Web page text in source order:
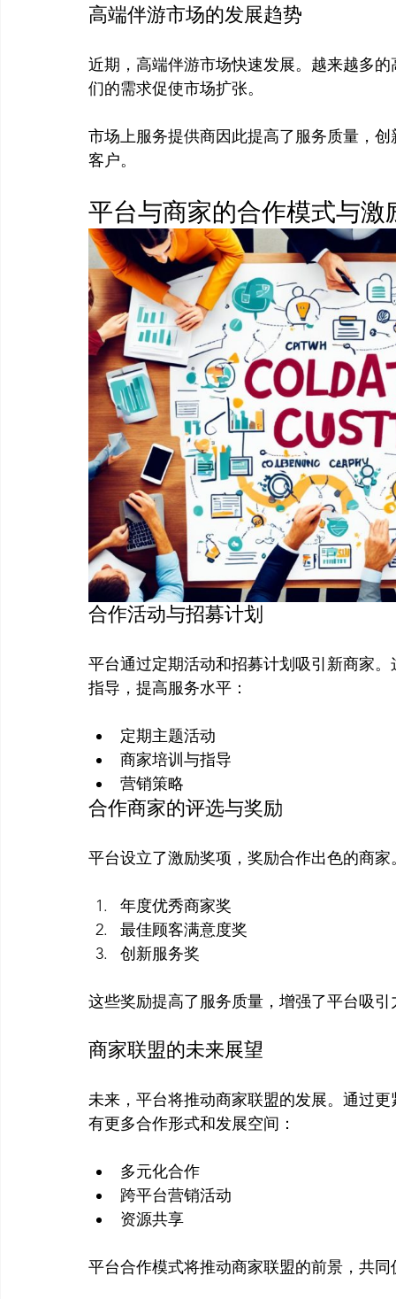
高端伴游市场的发展趋势
近期，高端伴游市场快速发展。越来越多
们的需求促使市场扩张。
市场上服务提供商因此提高了服务质量，
平台与商家的合作模式与激
合作活动与招募计划
平台通过定期活动和招募计划吸引新商家
定期主题活动
商家培训与指导
营销策略
合作商家的评选与奖励
年度优秀商家奖
最佳顾客满意度奖
创新服务奖
商家联盟的未来展望
未来，平台将推动商家联盟的发展。通过
多元化合作
跨平台营销活动
资源共享